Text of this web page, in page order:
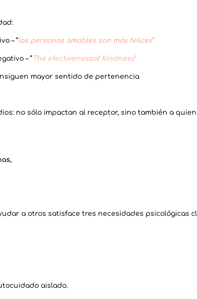
– “las personas amables son más felices”
– “ The efectivenessof Kindness”
mayor sentido de pertenencia
no sólo impactan al receptor, sino también a
a otros satisface tres necesidades psicológicas
aislado.